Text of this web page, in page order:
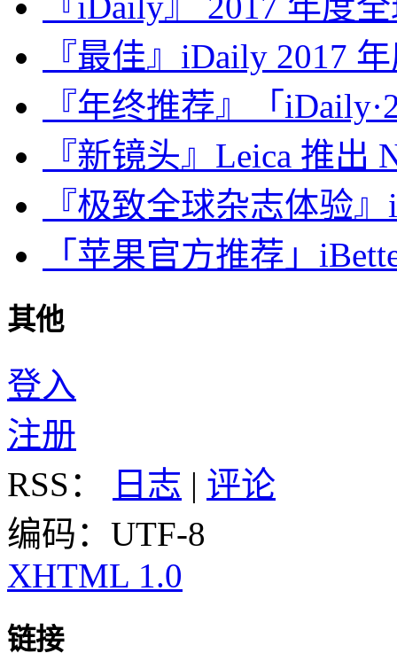
『最佳』iDaily 2017
『年终推荐』「
『新镜头』Leica 推出
『极致全球杂志体验
「苹果官方推荐」
其他
登入
注册
RSS：
日志 | 评论
编码：UTF-8
XHTML 1.0
链接